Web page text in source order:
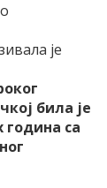
је
била је
година са